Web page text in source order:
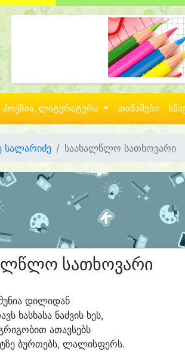
პოეზია, ლიტერატურა თამაშები
სალარიძე საახალწლო სათხოვარი
სათხოვარი
ნია დილიდან
ხასხასა ნაძვის ხეს,
რიგობით ათავსებს
ზე ბურთებს, ლალისფერს.